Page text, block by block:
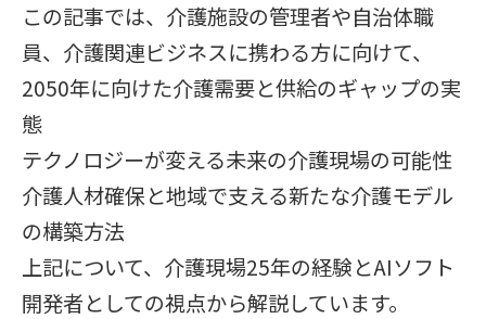
この記事では、介護施設の管理者や自治体職
員、介護関連ビジネスに携わる方に向けて、
2050年に向けた介護需要と供給のギャップの実
態
テクノロジーが変える未来の介護現場の可能性
介護人材確保と地域で支える新たな介護モデル
の構築方法
上記について、介護現場25年の経験とAIソフト
開発者としての視点から解説しています。